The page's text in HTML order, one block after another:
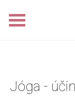
Jóga -